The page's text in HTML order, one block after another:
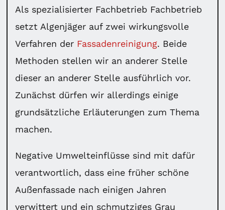
Als spezialisierter Fachbetrieb Fachbetrieb
setzt Algenjäger auf zwei wirkungsvolle
Verfahren der Fassadenreinigung. Beide
Methoden stellen wir an anderer Stelle
dieser an anderer Stelle ausführlich vor.
Zunächst dürfen wir allerdings einige
grundsätzliche Erläuterungen zum Thema
machen.
Negative Umwelteinflüsse sind mit dafür
verantwortlich, dass eine früher schöne
Außenfassade nach einigen Jahren
verwittert und ein schmutziges Grau